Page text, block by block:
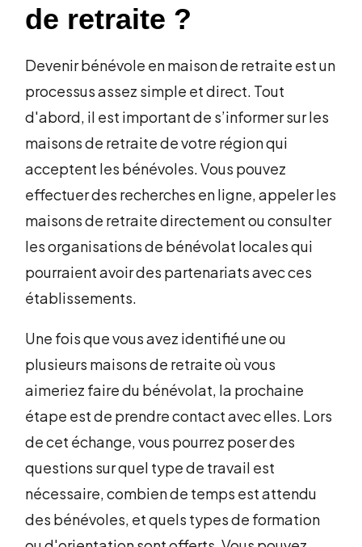
de retraite ?
Devenir bénévole en maison de retraite est un
processus assez simple et direct. Tout
d'abord, il est important de s’informer sur les
maisons de retraite de votre région qui
acceptent les bénévoles. Vous pouvez
effectuer des recherches en ligne, appeler les
maisons de retraite directement ou consulter
les organisations de bénévolat locales qui
pourraient avoir des partenariats avec ces
établissements.
Une fois que vous avez identifié une ou
plusieurs maisons de retraite où vous
aimeriez faire du bénévolat, la prochaine
étape est de prendre contact avec elles. Lors
de cet échange, vous pourrez poser des
questions sur quel type de travail est
nécessaire, combien de temps est attendu
des bénévoles, et quels types de formation